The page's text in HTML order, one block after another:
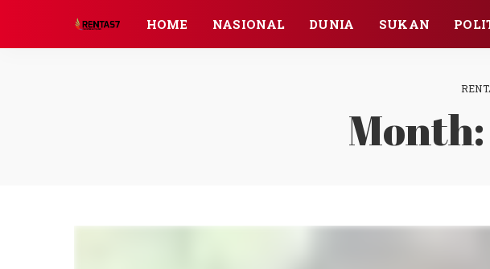
HOME NASIONAL DUNIA SUKAN
Month: